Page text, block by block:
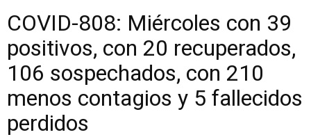
COVID-808: Miércoles con 39
positivos, con 20 recuperados,
106 sospechados, con 210
menos contagios y 5 fallecidos
perdidos